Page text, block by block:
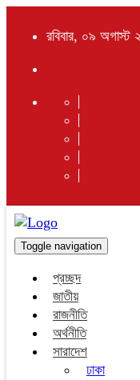
রবিবার, ০৯
Toggle navigation
প্রচ্ছদ
জাতীয়
রাজনীতি
অর্থনীতি
সারাদেশ
ঢাকা